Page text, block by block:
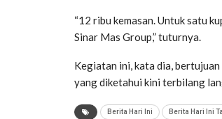
“12 ribu kemasan. Untuk satu
Sinar Mas Group,” tuturnya.
Kegiatan ini, kata dia,
yang diketahui kini terbilang
Berita Hari Ini Berita Hari Ini